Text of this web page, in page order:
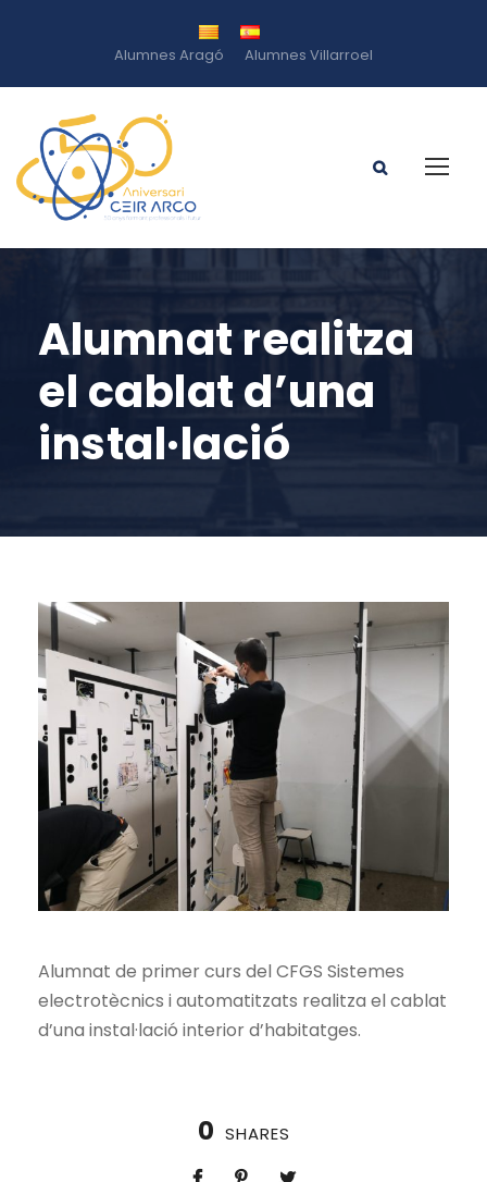
Alumnes Aragó Alumnes Villarroel
Alumnat realitza
el cablat d’una
instal·lació
Alumnat de primer curs del CFGS Sistemes
electrotècnics i automatitzats realitza el cablat
d’una instal·lació interior d’habitatges.
0 SHARES